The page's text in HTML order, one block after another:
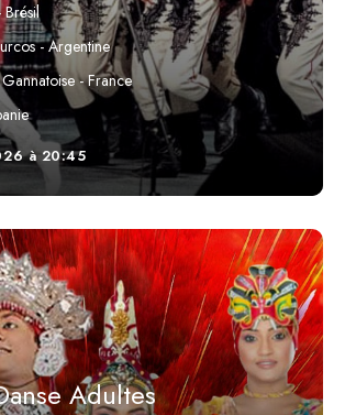
- Argentine
- France
à 20:45
Adultes